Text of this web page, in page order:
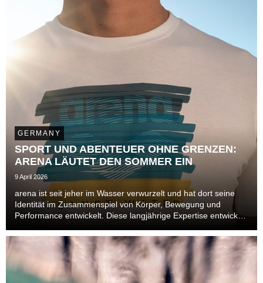
GERMANY
SPORT UND ABENTEUER OHNE GRENZEN:
ARENA LÄUTET DEN SOMMER EIN
9 April 2026
arena ist seit jeher im Wasser verwurzelt und hat dort seine
Identität im Zusammenspiel von Körper, Bewegung und
Performance entwickelt. Diese langjährige Expertise entwickelt
neuen Bereichen. Auch im Leisure- un...